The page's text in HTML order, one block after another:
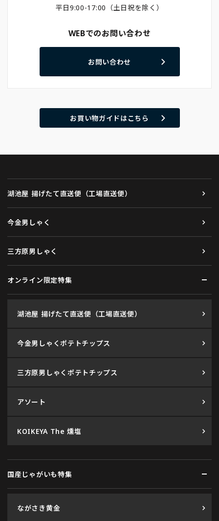
平日9:00-17:00（土日祝を除く）
WEBでのお問い合わせ
お問い合わせ
お買い物ガイドはこちら
湖池屋 揚げたて直送便（工場直送便）
今金男しゃく
三方原男しゃく
オンライン限定特集
湖池屋 揚げたて直送便（工場直送便）
今金男しゃくポテトチップス
三方原男しゃくポテトチップス
アソート
KOIKEYA The 燻塩
国産じゃがいも特集
ながさき黄金